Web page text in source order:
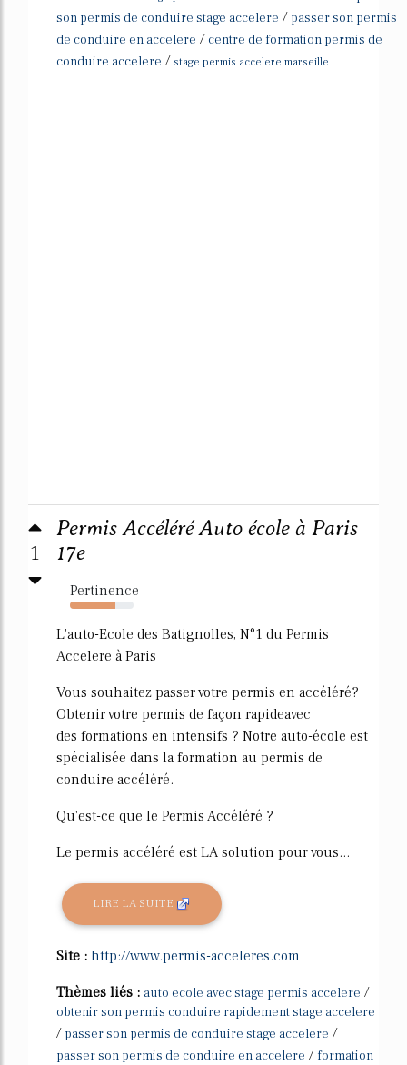
son permis de conduire stage accelere / passer son permis
de conduire en accelere / centre de formation permis de
conduire accelere / stage permis accelere marseille
1
Permis Accéléré Auto école à Paris
17e
Pertinence
72%
L'auto-Ecole des Batignolles, N°1 du Permis
Accelere à Paris
Vous souhaitez passer votre permis en accéléré?
Obtenir votre permis de façon rapideavec
des formations en intensifs ? Notre auto-école est
spécialisée dans la formation au permis de
conduire accéléré.
Qu'est-ce que le Permis Accéléré ?
Le permis accéléré est LA solution pour vous...
LIRE LA SUITE
Site : http://www.permis-acceleres.com
Thèmes liés : auto ecole avec stage permis accelere /
obtenir son permis conduire rapidement stage accelere
/ passer son permis de conduire stage accelere /
passer son permis de conduire en accelere / formation